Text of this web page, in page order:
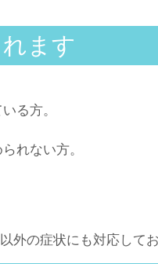
ます
る方。
れない方。
の症状にも対応してお